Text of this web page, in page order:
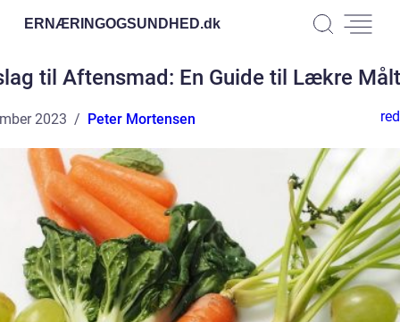
ERNÆRINGOGSUNDHED.dk
til Aftensmad: En Guide til Lækre
2023 Peter Mortensen